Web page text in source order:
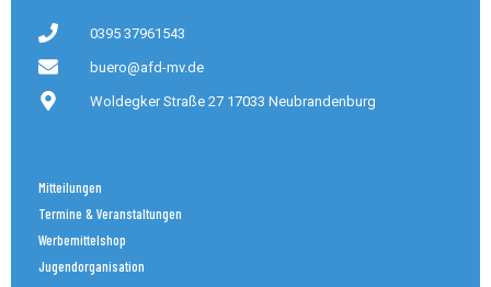
0395 37961543
buero@afd-mv.de
Woldegker Straße 27 17033 Neubrandenburg
Mitteilungen
Termine & Veranstaltungen
Werbemittelshop
Jugendorganisation